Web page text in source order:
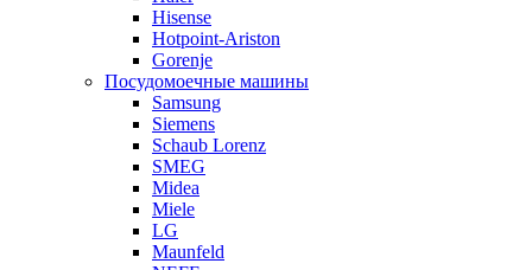
Hisense
Hotpoint-Ariston
Gorenje
Посудомоечные машины
Samsung
Siemens
Schaub Lorenz
SMEG
Midea
Miele
LG
Maunfeld